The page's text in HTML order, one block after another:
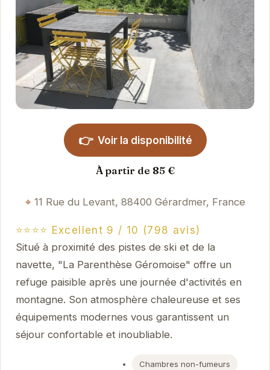
👉 Voir la disponibilité
À partir de 85 €
11 Rue du Levant, 88400 Gérardmer, France
⭐⭐⭐⭐ Excellent 9 / 10 (798 avis)
Situé à proximité des pistes de ski et de la
navette, "La Parenthèse Géromoise" offre un
refuge paisible après une journée d'activités en
montagne. Son atmosphère chaleureuse et ses
équipements modernes vous garantissent un
séjour confortable et inoubliable.
Chambres non-fumeurs